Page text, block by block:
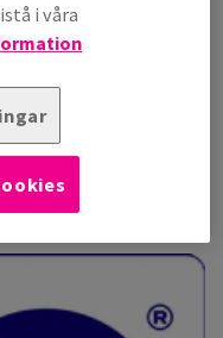
och gäller för
ekonomin.
i våra